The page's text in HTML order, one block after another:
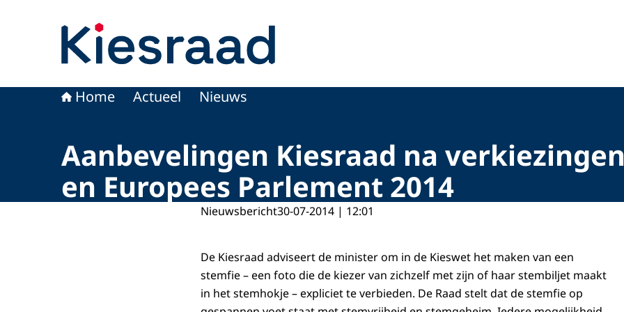
Home Actueel Nieuws
Aanbevelingen Kiesraad na
en Europees Parlement 2014
Nieuwsbericht30-07-2014 | 12:01
De Kiesraad adviseert de minister om in de Kieswet het maken van een
stemfie – een foto die de kiezer van zichzelf met zijn of haar stembiljet maakt
in het stemhokje – expliciet te verbieden. De Raad stelt dat de stemfie op